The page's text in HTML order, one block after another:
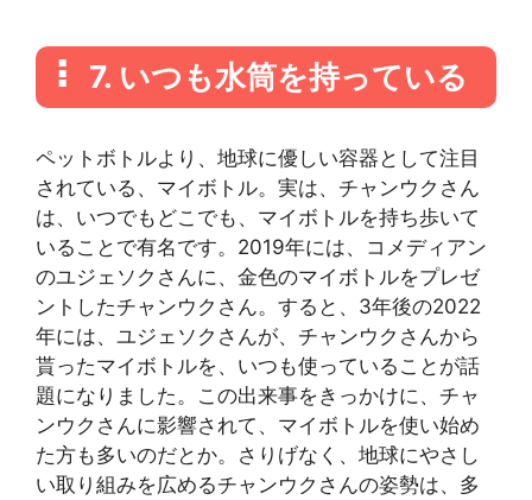
7. いつも水筒を持っている
ペットボトルより、地球に優しい容器として注目
されている、マイボトル。実は、チャンウクさん
は、いつでもどこでも、マイボトルを持ち歩いて
いることで有名です。2019年には、コメディアン
のユジェソクさんに、金色のマイボトルをプレゼ
ントしたチャンウクさん。すると、3年後の2022
年には、ユジェソクさんが、チャンウクさんから
貰ったマイボトルを、いつも使っていることが話
題になりました。この出来事をきっかけに、チャ
ンウクさんに影響されて、マイボトルを使い始め
た方も多いのだとか。さりげなく、地球にやさし
い取り組みを広めるチャンウクさんの姿勢は、多